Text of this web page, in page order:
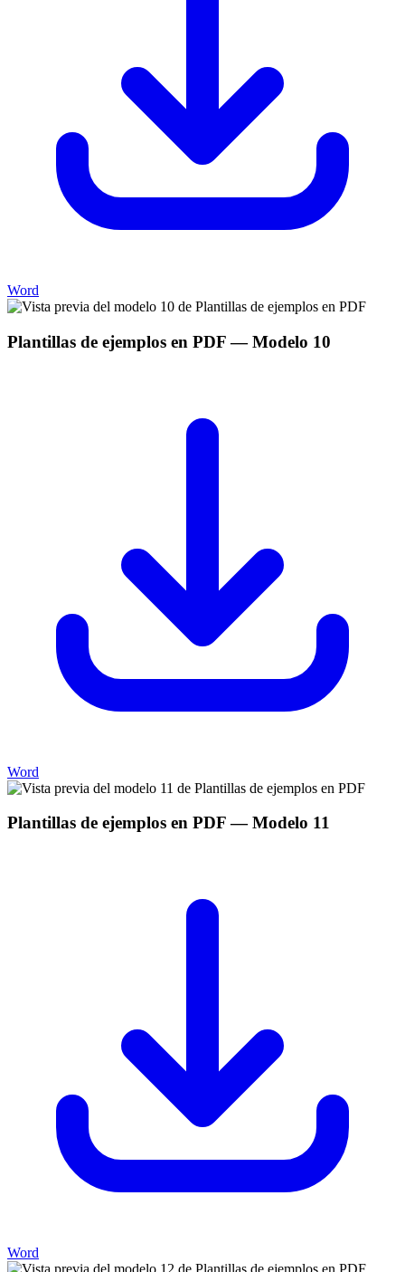
Word
Plantillas de ejemplos en PDF— Modelo 10
Word
Plantillas de ejemplos en PDF— Modelo 11
Word